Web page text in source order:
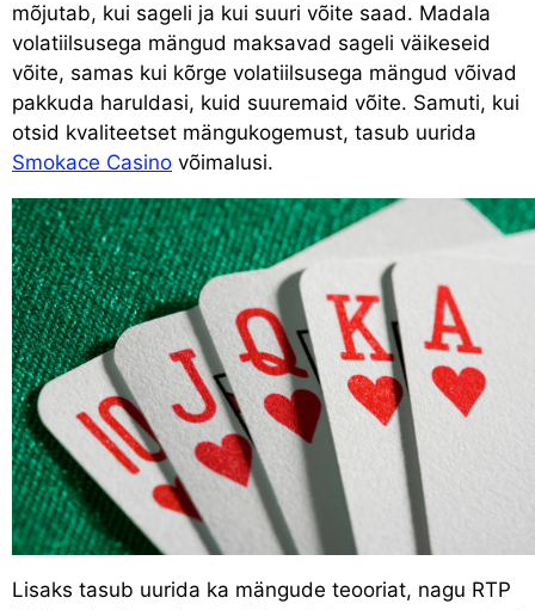
mõjutab, kui sageli ja kui suuri võite saad. Madala
volatiilsusega mängud maksavad sageli väikeseid
võite, samas kui kõrge volatiilsusega mängud võivad
pakkuda haruldasi, kuid suuremaid võite. Samuti, kui
otsid kvaliteetset mängukogemust, tasub uurida
Smokace Casino võimalusi.
Lisaks tasub uurida ka mängude teooriat, nagu RTP